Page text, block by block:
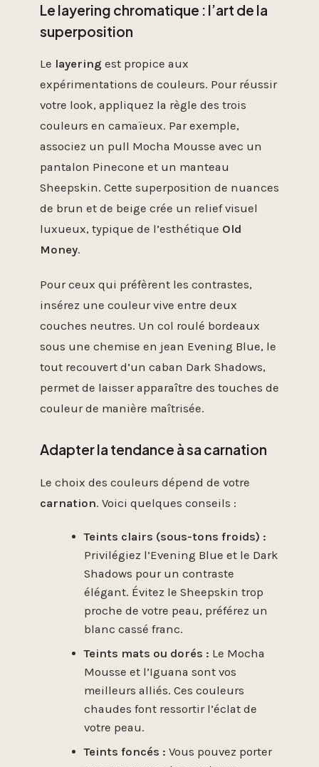
Le layering chromatique : l’art de la
superposition
Le layering est propice aux
expérimentations de couleurs. Pour réussir
votre look, appliquez la règle des trois
couleurs en camaïeux. Par exemple,
associez un pull Mocha Mousse avec un
pantalon Pinecone et un manteau
Sheepskin. Cette superposition de nuances
de brun et de beige crée un relief visuel
luxueux, typique de l’esthétique Old
Money.
Pour ceux qui préfèrent les contrastes,
insérez une couleur vive entre deux
couches neutres. Un col roulé bordeaux
sous une chemise en jean Evening Blue, le
tout recouvert d’un caban Dark Shadows,
permet de laisser apparaître des touches de
couleur de manière maîtrisée.
Adapter la tendance à sa carnation
Le choix des couleurs dépend de votre
carnation. Voici quelques conseils :
Teints clairs (sous-tons froids) :
Privilégiez l’Evening Blue et le Dark
Shadows pour un contraste
élégant. Évitez le Sheepskin trop
proche de votre peau, préférez un
blanc cassé franc.
Teints mats ou dorés : Le Mocha
Mousse et l’Iguana sont vos
meilleurs alliés. Ces couleurs
chaudes font ressortir l’éclat de
votre peau.
Teints foncés : Vous pouvez porter